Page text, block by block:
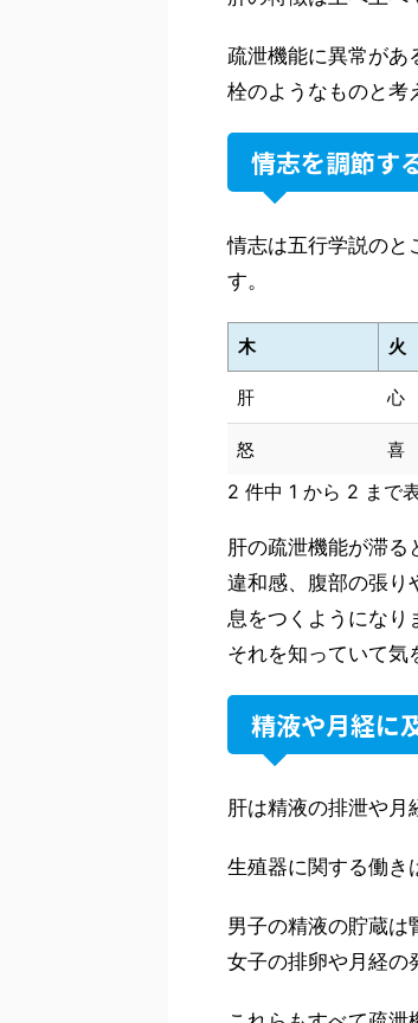
疏泄機能に異常があ
栓のようなものと考
情志を調節す
情志は五行学説のと
す。
木 火
肝 心
怒 喜
2 件中 1 から 2 まで
肝の疏泄機能が滞
違和感、腹部の張り
息をつくようになり
それを知っていて気
精液や月経に
肝は精液の排泄や月
生殖器に関する働き
男子の精液の貯蔵は
女子の排卵や月経の